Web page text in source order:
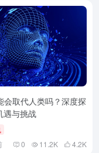
会取代人类吗？深度探
遇与挑战
0 11.2K 4.2K